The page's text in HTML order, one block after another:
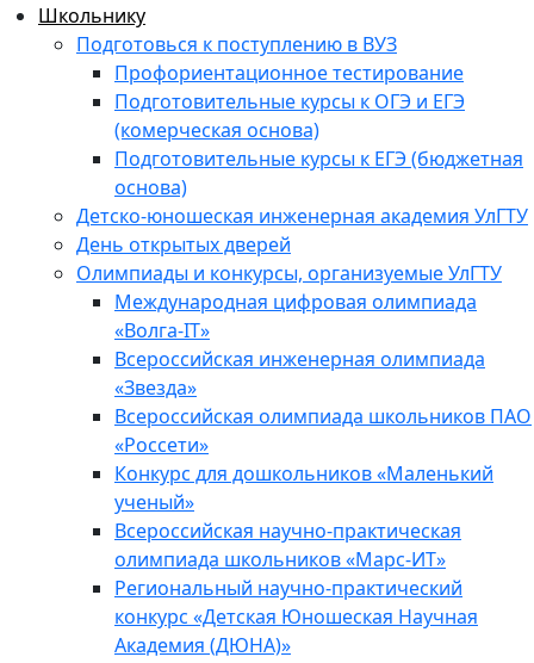
Школьнику
Подготовься к поступлению в ВУЗ
Профориентационное тестирование
Подготовительные курсы к ОГЭ и ЕГЭ
(комерческая основа)
Подготовительные курсы к ЕГЭ (бюджетная
основа)
Детско-юношеская инженерная академия УлГТУ
День открытых дверей
Олимпиады и конкурсы, организуемые УлГТУ
Международная цифровая олимпиада
«Волга-IT»
Всероссийская инженерная олимпиада
«Звезда»
Всероссийская олимпиада школьников ПАО
«Россети»
Конкурс для дошкольников «Маленький
ученый»
Всероссийская научно-практическая
олимпиада школьников «Марс-ИТ»
Региональный научно-практический
конкурс «Детская Юношеская Научная
Академия (ДЮНА)»